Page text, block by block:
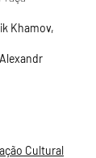
Khamov,
Cultural